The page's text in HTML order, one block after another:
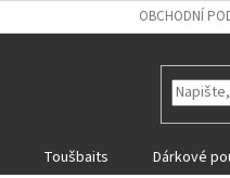
OBCHODNÍ
Toušbaits Dárkové